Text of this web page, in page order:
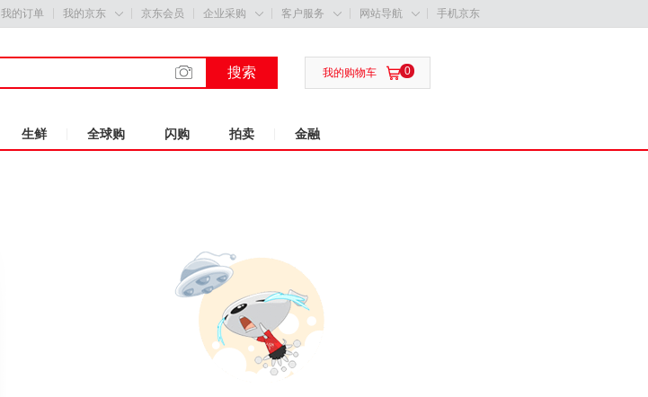
我的订单 我的京东  京东会员 企业采购  客户服务  网站导航  手机京东
搜索  0
我的购物车
生鲜 全球购 闪购 拍卖 金融